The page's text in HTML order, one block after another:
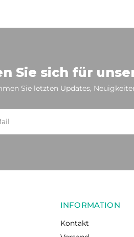
Sie sich für
Sie letzten Updates,
INFORMATION
Kontakt